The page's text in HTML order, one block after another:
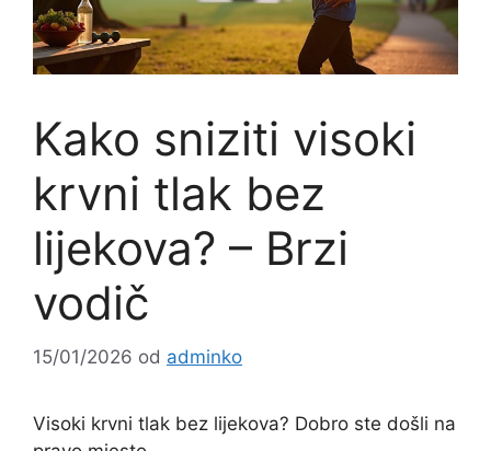
Kako sniziti visoki
krvni tlak bez
lijekova? – Brzi
vodič
15/01/2026 od adminko
Visoki krvni tlak bez lijekova? Dobro ste došli na